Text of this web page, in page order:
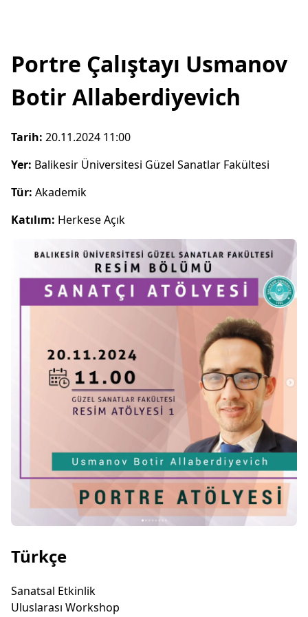
Portre Çalıştayı Usmanov
Botir Allaberdiyevich
Tarih: 20.11.2024 11:00
Yer: Balikesir Üniversitesi Güzel Sanatlar Fakültesi
Tür: Akademik
Katılım: Herkese Açık
Türkçe
Sanatsal Etkinlik
Uluslarası Workshop